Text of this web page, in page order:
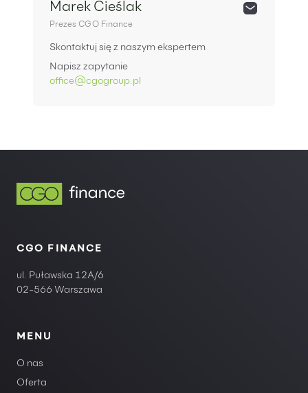
Marek Cieślak
Prezes CGO Finance
Skontaktuj się z naszym ekspertem
Napisz zapytanie
office@cgogroup.pl
CGO FINANCE
ul. Puławska 12A/6
02-566 Warszawa
MENU
O nas
Oferta